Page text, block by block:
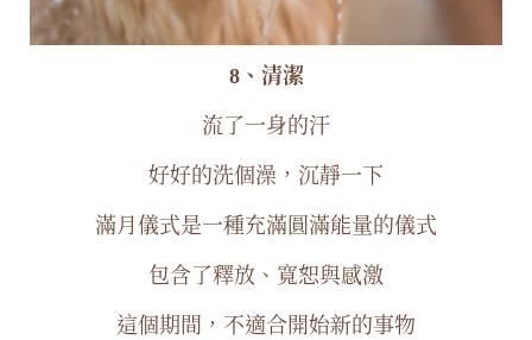
8、清潔
流了一身的汗
好好的洗個澡，沉靜一下
滿月儀式是一種充滿圓滿能量的儀式
包含了釋放、寬恕與感激
這個期間，不適合開始新的事物